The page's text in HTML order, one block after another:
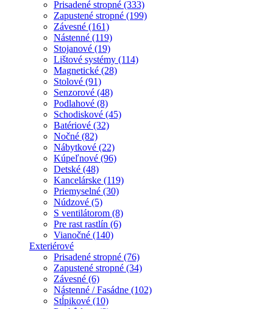
Prisadené stropné (333)
Zapustené stropné (199)
Závesné (161)
Nástenné (119)
Stojanové (19)
Lištové systémy (114)
Magnetické (28)
Stolové (91)
Senzorové (48)
Podlahové (8)
Schodiskové (45)
Batériové (32)
Nočné (82)
Nábytkové (22)
Kúpeľnové (96)
Detské (48)
Kancelárske (119)
Priemyselné (30)
Núdzové (5)
S ventilátorom (8)
Pre rast rastlín (6)
Vianočné (140)
Exteriérové
Prisadené stropné (76)
Zapustené stropné (34)
Závesné (6)
Nástenné / Fasádne (102)
Stĺpikové (10)